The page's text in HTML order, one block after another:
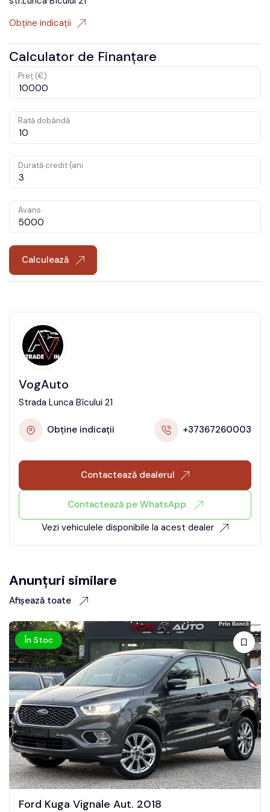
Obține indicații
Calculator de Finanțare
Preț (€)
Rată dobândă
Durată credit (ani
Avans
Calculează
VogAuto
Strada Lunca Bîcului 21
Obține indicații +37367260003
Contactează dealerul
Contactează pe WhatsApp
Vezi vehiculele disponibile la acest dealer
Anunțuri similare
Afișează toate
În Stoc
Land Rover Discovery Sport Aut.